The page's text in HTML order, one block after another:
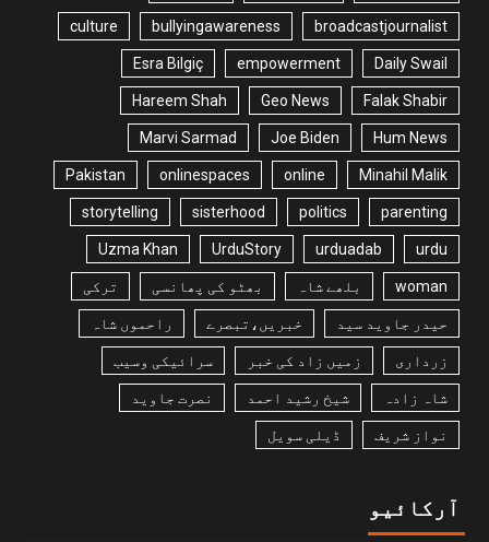
broadcastjournalist
bullyingawareness
culture
Daily Swail
empowerment
Esra Bilgiç
Falak Shabir
Geo News
Hareem Shah
Hum News
Joe Biden
Marvi Sarmad
Minahil Malik
online
onlinespaces
Pakistan
parenting
politics
sisterhood
storytelling
urdu
urduadab
UrduStory
Uzma Khan
woman بلھے شاہ بھٹو کی پھانسی ترکی
حیدر جاوید سید خبریں،تبصرے راحموں شاہ
زرداری زمیں زاد کی خبر سرائیکی وسیب
شاہ زادہ شیخ رشید احمد نصرت جاوید
نواز شریف ڈیلی سویل
آرکائیو